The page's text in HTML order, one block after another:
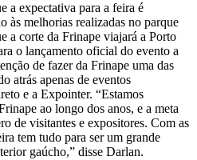
a expectativa para a feira é
às melhorias realizadas no parque
a corte da Frinape viajará a Porto
o lançamento oficial do evento a
de fazer da Frinape uma das
atrás apenas de eventos
e a Expointer. “Estamos
ao longo dos anos, e a meta
de visitantes e expositores. Com as
tem tudo para ser um grande
gaúcho,” disse Darlan.